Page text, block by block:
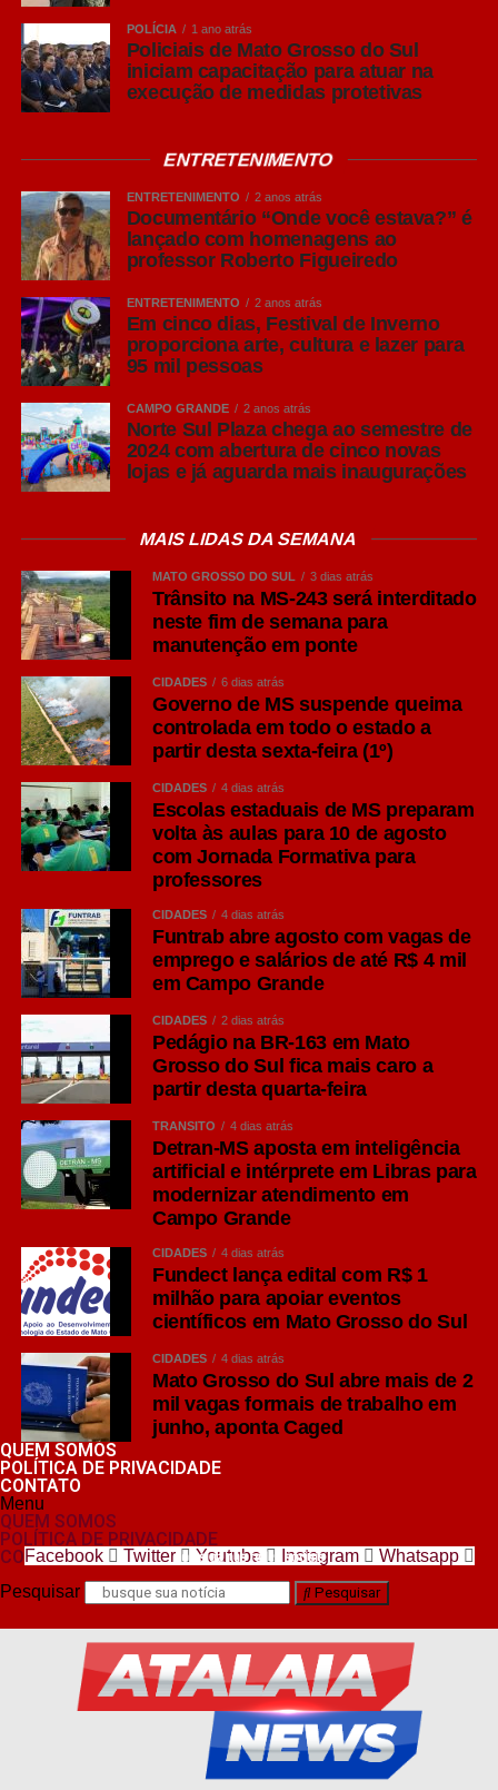
POLÍCIA 1 ano atrás
Policiais de Mato Grosso do Sul
iniciam capacitação para atuar na
execução de medidas protetivas
ENTRETENIMENTO
ENTRETENIMENTO 2 anos atrás
Documentário “Onde você estava?” é
lançado com homenagens ao
professor Roberto Figueiredo
ENTRETENIMENTO 2 anos atrás
Em cinco dias, Festival de Inverno
proporciona arte, cultura e lazer para
95 mil pessoas
CAMPO GRANDE 2 anos atrás
Norte Sul Plaza chega ao semestre de
2024 com abertura de cinco novas
lojas e já aguarda mais inaugurações
MAIS LIDAS DA SEMANA
MATO GROSSO DO SUL 3 dias atrás
Trânsito na MS-243 será interditado
neste fim de semana para
manutenção em ponte
CIDADES 6 dias atrás
Governo de MS suspende queima
controlada em todo o estado a
partir desta sexta-feira (1º)
CIDADES 4 dias atrás
Escolas estaduais de MS preparam
volta às aulas para 10 de agosto
com Jornada Formativa para
professores
CIDADES 4 dias atrás
Funtrab abre agosto com vagas de
emprego e salários de até R$ 4 mil
em Campo Grande
CIDADES 2 dias atrás
Pedágio na BR-163 em Mato
Grosso do Sul fica mais caro a
partir desta quarta-feira
TRÂNSITO 4 dias atrás
Detran-MS aposta em inteligência
artificial e intérprete em Libras para
modernizar atendimento em
Campo Grande
CIDADES 4 dias atrás
Fundect lança edital com R$ 1
milhão para apoiar eventos
científicos em Mato Grosso do Sul
CIDADES 4 dias atrás
Mato Grosso do Sul abre mais de 2
mil vagas formais de trabalho em
junho, aponta Caged
QUEM SOMOS
POLÍTICA DE PRIVACIDADE
CONTATO
Menu
QUEM SOMOS
POLÍTICA DE PRIVACIDADE
CONTATO
nos siga nas redes sociais
Facebook Twitter Youtube Instagram
Whatsapp
Pesquisar
Pesquisar